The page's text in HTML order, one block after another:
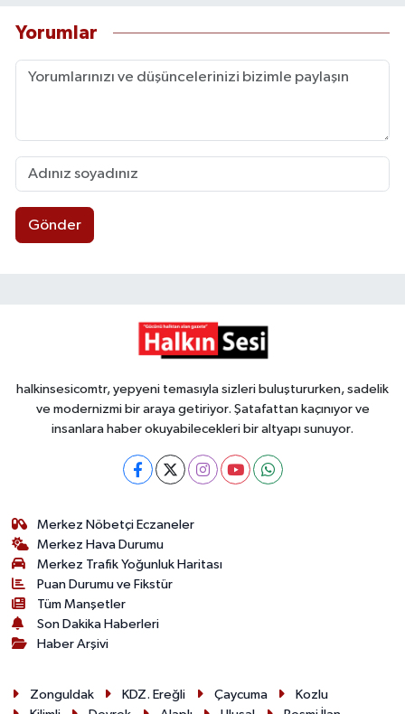
Yorumlar
Gönder
halkinsesicomtr, yepyeni temasıyla sizleri buluştururken, sadelik
ve modernizmi bir araya getiriyor. Şatafattan kaçınıyor ve
insanlara haber okuyabilecekleri bir altyapı sunuyor.
Merkez Nöbetçi Eczaneler
Merkez Hava Durumu
Merkez Trafik Yoğunluk Haritası
Puan Durumu ve Fikstür
Tüm Manşetler
Son Dakika Haberleri
Haber Arşivi
Zonguldak KDZ. Ereğli Çaycuma
Kozlu